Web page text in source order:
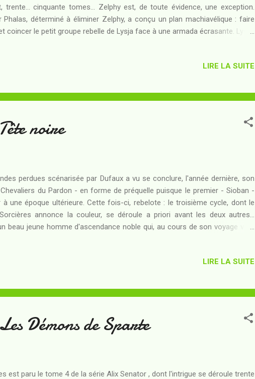
trente... cinquante tomes... Zelphy est, de toute évidence, une exception.
déterminé à éliminer Zelphy, a conçu un plan machiavélique : faire
coincer le petit groupe rebelle de Lysja face à une armada écrasante. Lysja,
voilà qui défie le redoutable Phalas en se plongeant dans sa "mer de
Aldeüs que le sort de l...
LIRE LA SUITE
noire
perdues scénarisée par Dufaux a vu se conclure, l'année dernière, son
du Pardon - en forme de préquelle puisque le premier - Sioban -
une époque ultérieure. Cette fois-ci, rebelote : le troisième cycle, dont le
annonce la couleur, se déroule a priori avant les deux autres...
beau jeune homme d'ascendance noble qui, au cours de son voyage vers
forêt, dans la demeure de sa mère. Etrange domaine - gardé par une
volaille... Rétabli, Vivien reprend sa route vers la cour du roi, auprès duquel
LIRE LA SUITE
Démons de Sparte
est paru le tome 4 de la série Alix Senator , dont l'intrigue se déroule trente